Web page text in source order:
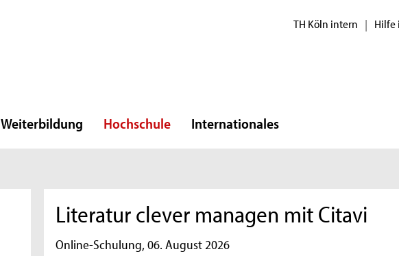
TH Köln intern | Hilfe
Weiterbildung Hochschule Internationales
Literatur clever managen mit Citavi
Online-Schulung, 06. August 2026